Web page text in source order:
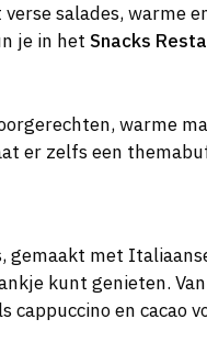
salades, warme
je in het Snacks
warme
er zelfs een
met
kunt genieten.
cappuccino en cacao